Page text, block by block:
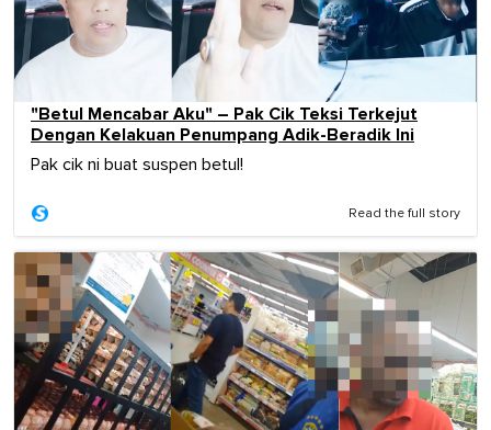
"Betul Mencabar Aku" – Pak Cik Teksi Terkejut
Dengan Kelakuan Penumpang Adik-Beradik Ini
Pak cik ni buat suspen betul!
Read the full story